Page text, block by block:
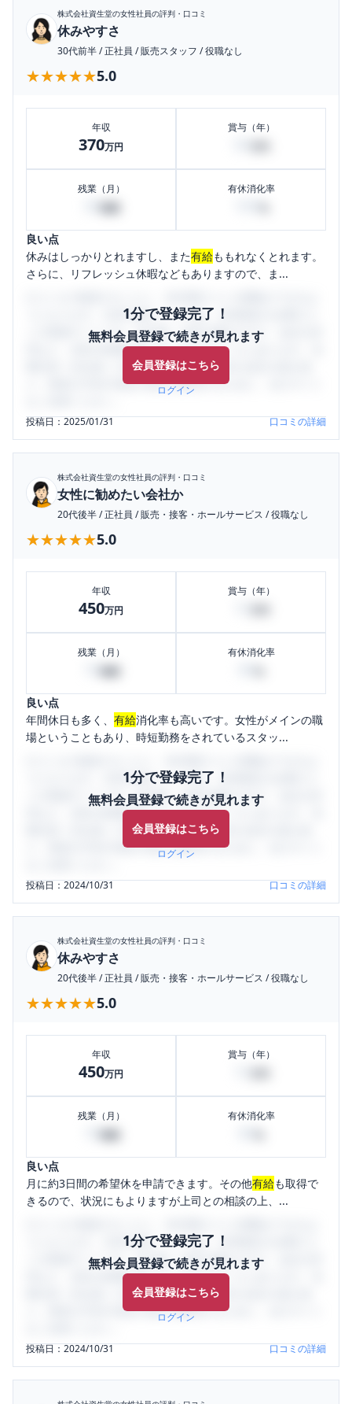
株式会社資生堂の女性社員の評判・口コミ
休みやすさ
30代前半/正社員 /販売スタッフ /役職なし
★★★★★
★★★★★5.0
年収
370万円
賞与（年）
残業（月） 有休消化率
良い点
休みはしっかりとれますし、また有給ももれなくとれます。
さらに、リフレッシュ休暇などもありますので、ま...
1分で登録完了！
無料会員登録で続きが見れます
会員登録はこちら
ログイン
うになります。SHEHUB(シーハブ)は、女性限定の企業口コ
ミの投稿サイトです。給与面・女性の働きやすさ・会社の評
判など、女性の転職は気にすべき点がたくさんあります。先
輩社員（元社員）の口コミを通して、本当の会社の姿を知
り、将来の不安や現在の悩みを解消するために、ぜひサイト
投稿日：2025/01/31 口コミの詳細
株式会社資生堂の女性社員の評判・口コミ
女性に勧めたい会社か
20代後半/正社員 /販売・接客・ホールサービス /役職なし
★★★★★
★★★★★5.0
年収
450万円
賞与（年）
残業（月） 有休消化率
良い点
年間休日も多く、 有給消化率も高いです。女性がメインの職
場ということもあり、時短勤務をされているスタッ...
1分で登録完了！
無料会員登録で続きが見れます
会員登録はこちら
ログイン
うになります。SHEHUB(シーハブ)は、女性限定の企業口コ
ミの投稿サイトです。給与面・女性の働きやすさ・会社の評
判など、女性の転職は気にすべき点がたくさんあります。先
輩社員（元社員）の口コミを通して、本当の会社の姿を知
り、将来の不安や現在の悩みを解消するために、ぜひサイト
投稿日：2024/10/31 口コミの詳細
株式会社資生堂の女性社員の評判・口コミ
休みやすさ
20代後半/正社員 /販売・接客・ホールサービス /役職なし
★★★★★
★★★★★5.0
年収
450万円
賞与（年）
残業（月） 有休消化率
良い点
月に約3日間の希望休を申請できます。その他有給も取得で
きるので、状況にもよりますが上司との相談の上、...
1分で登録完了！
無料会員登録で続きが見れます
会員登録はこちら
ログイン
うになります。SHEHUB(シーハブ)は、女性限定の企業口コ
ミの投稿サイトです。給与面・女性の働きやすさ・会社の評
判など、女性の転職は気にすべき点がたくさんあります。先
輩社員（元社員）の口コミを通して、本当の会社の姿を知
り、将来の不安や現在の悩みを解消するために、ぜひサイト
投稿日：2024/10/31 口コミの詳細